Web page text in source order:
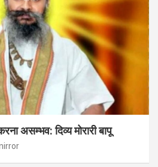
असम्भव: दिव्य मोरारी बापू